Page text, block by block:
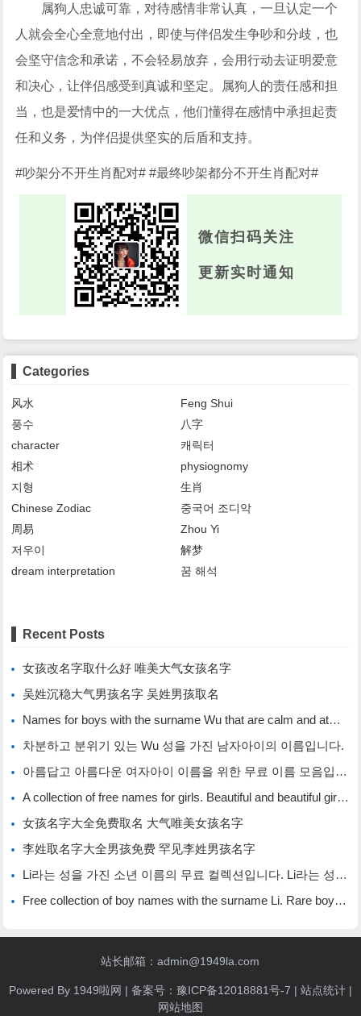
属狗人忠诚可靠，对待感情非常认真，一旦认定一个
人就会全心全意地付出，即使与伴侣发生争吵和分歧，也
会坚守信念和承诺，不会轻易放弃，会用行动去证明爱意
和决心，让伴侣感受到真诚和坚定。属狗人的责任感和担
当，也是爱情中的一大优点，他们懂得在感情中承担起责
任和义务，为伴侣提供坚实的后盾和支持。
#吵架分不开生肖配对# #最终吵架都分不开生肖配对#
微信扫码关注
更新实时通知
Categories
风水
Feng Shui
풍수
八字
character
캐릭터
相术
physiognomy
지형
生肖
Chinese Zodiac
중국어 조디악
周易
Zhou Yi
저우이
解梦
dream interpretation
꿈 해석
Recent Posts
女孩改名字取什么好 唯美大气女孩名字
吴姓沉稳大气男孩名字 吴姓男孩取名
Names for boys with the surname Wu that are calm and atmospheric. Names for boys with the surname Wu.
차분하고 분위기 있는 Wu 성을 가진 남자아이의 이름입니다.
아름답고 아름다운 여자아이 이름을 위한 무료 이름 모음입니다.
A collection of free names for girls. Beautiful and beautiful girl names.
女孩名字大全免费取名 大气唯美女孩名字
李姓取名字大全男孩免费 罕见李姓男孩名字
Li라는 성을 가진 소년 이름의 무료 컬렉션입니다. Li라는 성을 가진 희귀한 소년 이름입니다.
Free collection of boy names with the surname Li. Rare boy names with the surname Li.
站长邮箱：admin@1949la.com
Powered By 1949啦网 | 备案号： 豫ICP备12018881号-7 | 站点统计|
网站地图